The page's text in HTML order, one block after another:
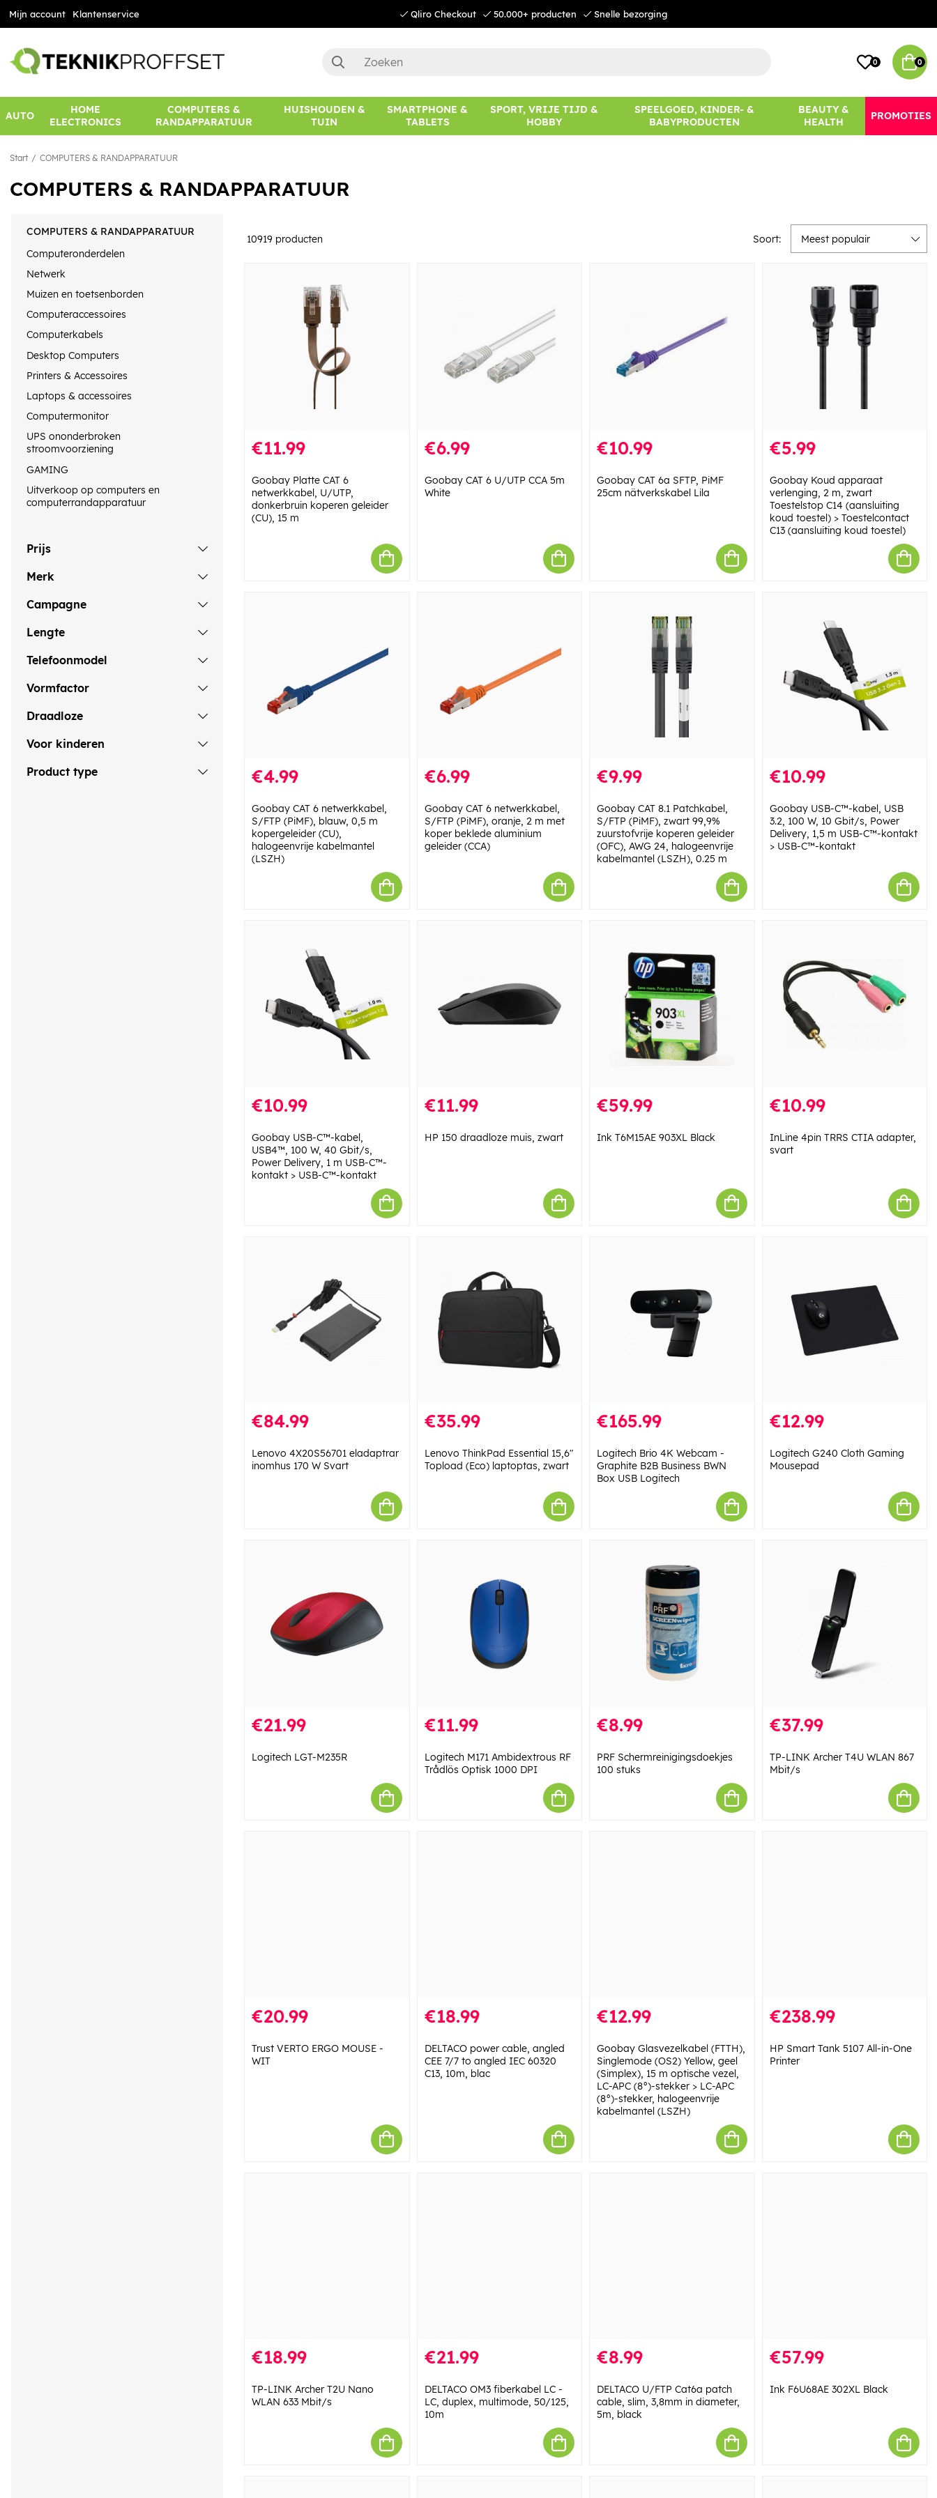
Mijn account Klantenservice Qliro Checkout 50.000+ producten Snelle bezorging
0 0
AUTO
HOME
ELECTRONICS
COMPUTERS &
RANDAPPARATUUR
HUISHOUDEN &
TUIN
SMARTPHONE &
TABLETS
SPORT, VRIJE TIJD &
HOBBY
SPEELGOED, KINDER- &
BABYPRODUCTEN
BEAUTY &
HEALTH
PROMOTIES
Start COMPUTERS & RANDAPPARATUUR
COMPUTERS & RANDAPPARATUUR
COMPUTERS & RANDAPPARATUUR
Computeronderdelen
Netwerk
Muizen en toetsenborden
Computeraccessoires
Computerkabels
Desktop Computers
Printers & Accessoires
Laptops & accessoires
Computermonitor
UPS ononderbroken
stroomvoorziening
GAMING
Uitverkoop op computers en
computerrandapparatuur
Prijs
Merk
Campagne
Lengte
Telefoonmodel
Vormfactor
Draadloze
Voor kinderen
Product type
10919 producten Soort: Meest populair
€11.99
Goobay Platte CAT 6
netwerkkabel, U/UTP,
donkerbruin koperen geleider
(CU), 15 m
€6.99
Goobay CAT 6 U/UTP CCA 5m
White
€10.99
Goobay CAT 6a SFTP, PiMF
25cm nätverkskabel Lila
€5.99
Goobay Koud apparaat
verlenging, 2 m, zwart
Toestelstop C14 (aansluiting
koud toestel) > Toestelcontact
C13 (aansluiting koud toestel)
€4.99
Goobay CAT 6 netwerkkabel,
S/FTP (PiMF), blauw, 0,5 m
kopergeleider (CU),
halogeenvrije kabelmantel
(LSZH)
€6.99
Goobay CAT 6 netwerkkabel,
S/FTP (PiMF), oranje, 2 m met
koper beklede aluminium
geleider (CCA)
€9.99
Goobay CAT 8.1 Patchkabel,
S/FTP (PiMF), zwart 99,9%
zuurstofvrije koperen geleider
(OFC), AWG 24, halogeenvrije
kabelmantel (LSZH), 0.25 m
€10.99
Goobay USB-C™-kabel, USB
3.2, 100 W, 10 Gbit/s, Power
Delivery, 1,5 m USB-C™-kontakt
> USB-C™-kontakt
€10.99
Goobay USB-C™-kabel,
USB4™, 100 W, 40 Gbit/s,
Power Delivery, 1 m USB-C™-
kontakt > USB-C™-kontakt
€11.99
HP 150 draadloze muis, zwart
€59.99
Ink T6M15AE 903XL Black
€10.99
InLine 4pin TRRS CTIA adapter,
svart
€84.99
Lenovo 4X20S56701 eladaptrar
inomhus 170 W Svart
€35.99
Lenovo ThinkPad Essential 15,6"
Topload (Eco) laptoptas, zwart
€165.99
Logitech Brio 4K Webcam -
Graphite B2B Business BWN
Box USB Logitech
€12.99
Logitech G240 Cloth Gaming
Mousepad
€21.99
Logitech LGT-M235R
€11.99
Logitech M171 Ambidextrous RF
Trådlös Optisk 1000 DPI
€8.99
PRF Schermreinigingsdoekjes
100 stuks
€37.99
TP-LINK Archer T4U WLAN 867
Mbit/s
€20.99
Trust VERTO ERGO MOUSE -
WIT
€18.99
DELTACO power cable, angled
CEE 7/7 to angled IEC 60320
C13, 10m, blac
€12.99
Goobay Glasvezelkabel (FTTH),
Singlemode (OS2) Yellow, geel
(Simplex), 15 m optische vezel,
LC-APC (8°)-stekker > LC-APC
(8°)-stekker, halogeenvrije
kabelmantel (LSZH)
€238.99
HP Smart Tank 5107 All-in-One
Printer
€18.99
TP-LINK Archer T2U Nano
WLAN 633 Mbit/s
€21.99
DELTACO OM3 fiberkabel LC -
LC, duplex, multimode, 50/125,
10m
€8.99
DELTACO U/FTP Cat6a patch
cable, slim, 3,8mm in diameter,
5m, black
€57.99
Ink F6U68AE 302XL Black